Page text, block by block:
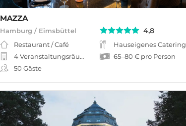
MAZZA
Hamburg / Eimsbüttel 4,8
Restaurant / Café
4 Veranstaltungsräume
50 Gäste
Hauseigenes Catering
65–80 € pro Person